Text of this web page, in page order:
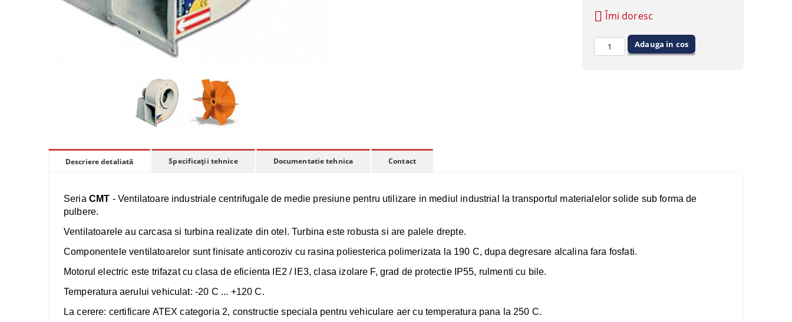
Îmi doresc
Descriere detaliată Specificații tehnice Documentatie tehnica Contact
Seria CMT - Ventilatoare industriale centrifugale de medie presiune pentru utilizare in mediul industrial la transportul materialelor solide sub forma de
pulbere.
Ventilatoarele au carcasa si turbina realizate din otel. Turbina este robusta si are palele drepte.
Componentele ventilatoarelor sunt finisate anticoroziv cu rasina poliesterica polimerizata la 190 C, dupa degresare alcalina fara fosfati.
Motorul electric este trifazat cu clasa de eficienta IE2 / IE3, clasa izolare F, grad de protectie IP55, rulmenti cu bile.
Temperatura aerului vehiculat: -20 C ... +120 C.
La cerere: certificare ATEX categoria 2, constructie speciala pentru vehiculare aer cu temperatura pana la 250 C.